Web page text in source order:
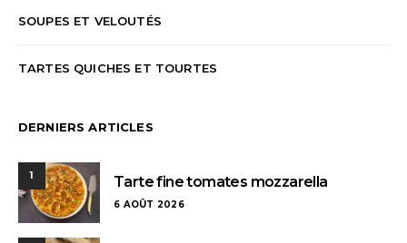
SOUPES ET VELOUTÉS
TARTES QUICHES ET TOURTES
DERNIERS ARTICLES
1 Tarte fine tomates mozzarella
6 AOÛT 2026